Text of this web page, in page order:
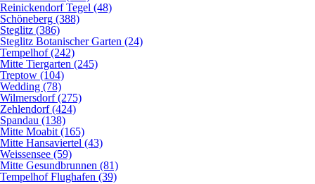
Reinickendorf Tegel (48)
Schöneberg (388)
Steglitz (386)
Steglitz Botanischer Garten (24)
Tempelhof (242)
Mitte Tiergarten (245)
Treptow (104)
Wedding (78)
Wilmersdorf (275)
Zehlendorf (424)
Spandau (138)
Mitte Moabit (165)
Mitte Hansaviertel (43)
Weissensee (59)
Mitte Gesundbrunnen (81)
Tempelhof Flughafen (39)